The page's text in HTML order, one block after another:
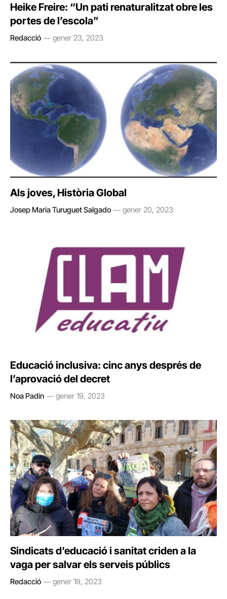
Heike Freire: “Un pati renaturalitzat obre les
portes de l’escola”
Redacció gener 23, 2023
Als joves, Història Global
Josep Maria Turuguet Salgado gener 20, 2023
Educació inclusiva: cinc anys després de
l’aprovació del decret
Noa Padín gener 19, 2023
Sindicats d’educació i sanitat criden a la
vaga per salvar els serveis públics
Redacció gener 19, 2023